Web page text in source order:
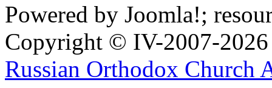
Powered by Joomla!;
Copyright © IV-2007-2026
Russian Orthodox Church